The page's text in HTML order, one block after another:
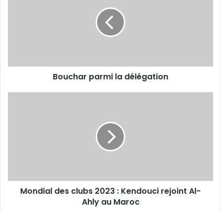
Bouchar parmi la délégation
Ahly
Mondial des clubs 2023 : Kendouci rejoint Al-
Ahly au Maroc